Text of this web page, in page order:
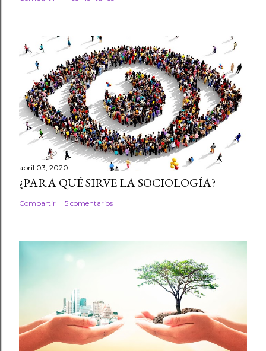
abril 03, 2020
¿PARA QUÉ SIRVE LA SOCIOLOGÍA?
Compartir 5 comentarios